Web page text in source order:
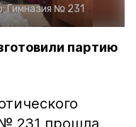
Гимназия № 231
партию
231 прошла